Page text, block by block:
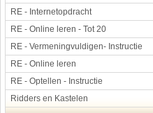
RE - Internetopdracht
RE - Online leren - Tot 20
RE - Vermeningvuldigen- Instructie
RE - Online leren
RE - Optellen - Instructie
Ridders en Kastelen